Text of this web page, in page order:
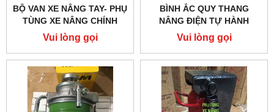
BỘ VAN XE NÂNG TAY- PHỤ
TÙNG XE NÂNG CHÍNH
HÃNG
Vui lòng gọi
BÌNH ẮC QUY THANG
NÂNG ĐIỆN TỰ HÀNH
Vui lòng gọi